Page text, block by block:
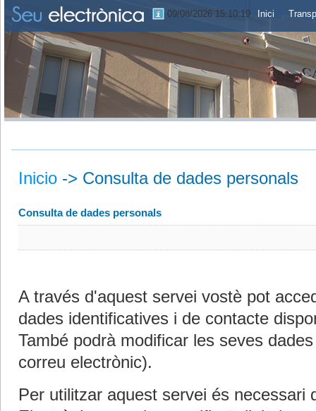
09/08/2026 15:10:20 Inici
Inicio -> Consulta de dades personals
Consulta de dades personals
A través d'aquest servei vostè pot
dades identificatives i de contacte
També podrà modificar les seves
correu electrònic).
Per utilitzar aquest servei és necessari